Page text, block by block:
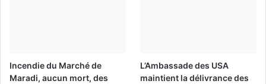
Incendie du Marché de
Maradi, aucun mort, des
L’Ambassade des USA
maintient la délivrance des